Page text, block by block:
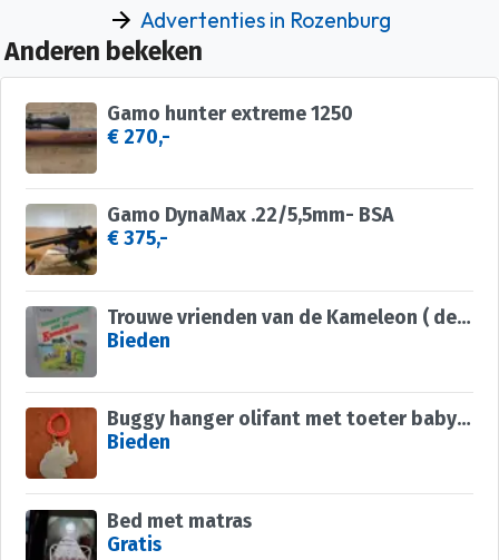
Advertenties in Rozenburg
Anderen bekeken
Gamo hunter extreme 1250
€ 270,-
Gamo DynaMax .22/5,5mm- BSA
€ 375,-
Trouwe vrienden van de Kameleon ( de Roos )
Bieden
Buggy hanger olifant met toeter babyspeelgoed peuter
Bieden
Bed met matras
Gratis